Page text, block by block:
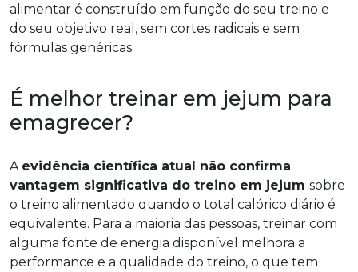
alimentar é construído em função do seu treino e
do seu objetivo real, sem cortes radicais e sem
fórmulas genéricas.
É melhor treinar em jejum para
emagrecer?
A evidência científica atual não confirma
vantagem significativa do treino em jejum sobre
o treino alimentado quando o total calórico diário é
equivalente. Para a maioria das pessoas, treinar com
alguma fonte de energia disponível melhora a
performance e a qualidade do treino, o que tem